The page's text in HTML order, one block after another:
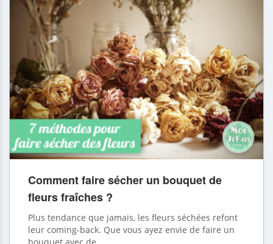
Comment faire sécher un bouquet de
fleurs fraîches ?
Plus tendance que jamais, les fleurs séchées refont
leur coming-back. Que vous ayez envie de faire un
bouquet avec de